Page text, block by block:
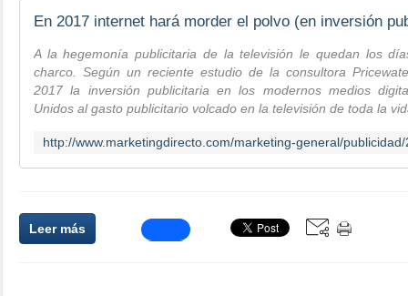
A la hegemonía publicitaria de la televisión le quedan los
charco. Según un reciente estudio de la consultora
2017 la inversión publicitaria en los modernos medios
Unidos al gasto publicitario volcado en la televisión de toda la
Leer más